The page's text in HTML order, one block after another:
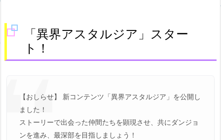
「異界アスタルジア」スター
ト！
【おしらせ】 新コンテンツ「異界アスタルジア」を公開し
ました！
ストーリーで出会った仲間たちを顕現させ、共にダンジョ
ンを進み、最深部を目指しましょう！